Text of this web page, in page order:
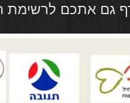
גם אתכם לרשימת